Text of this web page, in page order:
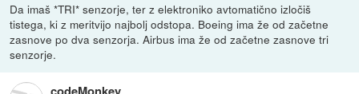
Da imaš *TRI* senzorje, ter z elektroniko avtomatično izločiš
tistega, ki z meritvijo najbolj odstopa. Boeing ima že od začetne
zasnove po dva senzorja. Airbus ima že od začetne zasnove tri
senzorje.